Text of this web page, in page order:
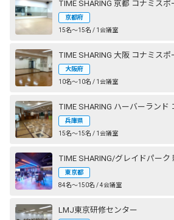
京都府
15名〜15名 / 1会議室
大阪府
10名〜10名 / 1会議室
兵庫県
15名〜15名 / 1会議室
東京都
84名〜150名 / 4会議室
LMJ東京研修センター